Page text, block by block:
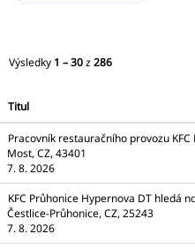
Výsledky 1 – 30z286
Titul
Pracovník restauračního provozu
Most, CZ, 43401
7. 8. 2026
KFC Průhonice Hypernova DT hledá
Čestlice-Průhonice, CZ, 25243
7. 8. 2026